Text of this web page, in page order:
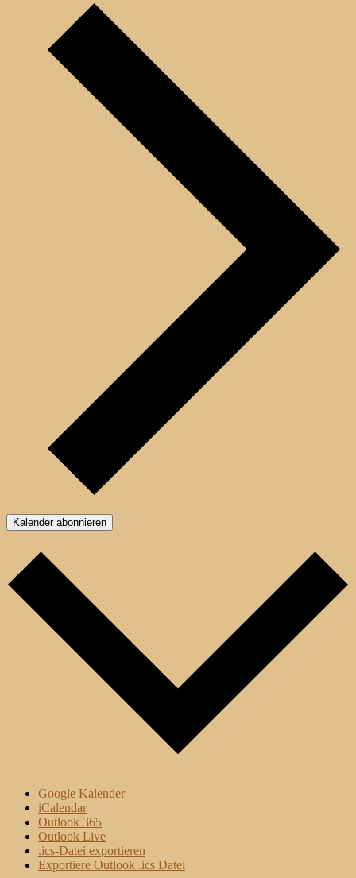
Kalender abonnieren
Google Kalender
iCalendar
Outlook 365
Outlook Live
.ics-Datei exportieren
Exportiere Outlook .ics Datei